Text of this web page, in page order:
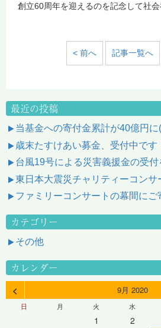
創立60周年を迎えるのを記念して社
< 前へ 記事一覧へ
最近の投稿
当基金への寄付金累計が40億円
歳末たすけあい募金、受付中です
台風19号による災害義援金の受
東日本大震災チャリティーコン
ファミリーコンサートの幕間にご
カテゴリー
その他
カレンダー
< 9月 2020
日 月 火 水
1 2